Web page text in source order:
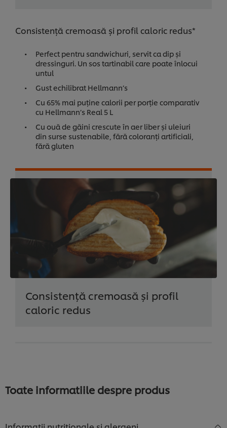
Consistență cremoasă și profil caloric redus*
Perfect pentru sandwichuri, servit ca dip și
dressinguri. Un sos tartinabil care poate înlocui
untul
Gust echilibrat Hellmann’s
Cu 65% mai puține calorii per porție comparativ
cu Hellmann’s Real 5 L
Cu ouă de găini crescute în aer liber și uleiuri
din surse sustenabile, fără coloranți artificiali,
fără gluten
Consistență cremoasă și profil
caloric redus
Toate informatiile despre produs